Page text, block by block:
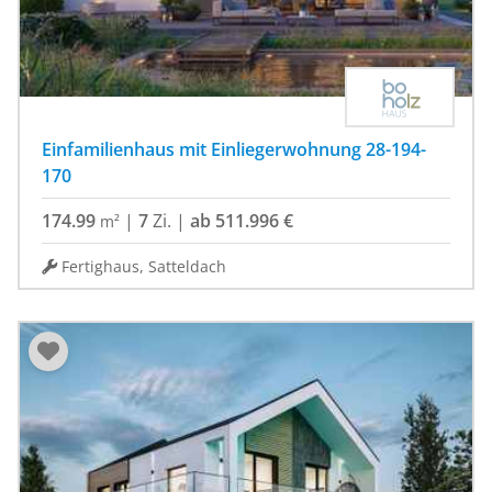
Einfamilienhaus mit Einliegerwohnung 28-194-
170
174.99 m² | 7Zi. | ab 511.996 €
Fertighaus, Satteldach